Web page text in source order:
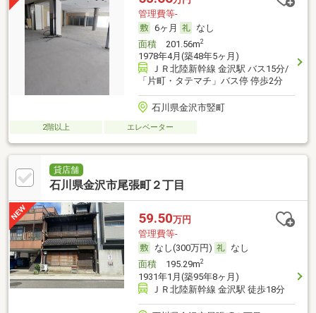
管理費等-
6ヶ月
なし
面積201.56m2
1978年4月(築48年5ヶ月)
ＪＲ北陸新幹線 金沢駅 バス15分/
「片町・タテマチ」バス停 停歩2分
石川県金沢市竪町
2階以上 エレベーター
貸店舗
石川県金沢市尾張町２丁目
59.50万円
管理費等-
なし(300万円)
なし
面積195.29m2
1931年1月(築95年8ヶ月)
ＪＲ北陸新幹線 金沢駅 徒歩18分